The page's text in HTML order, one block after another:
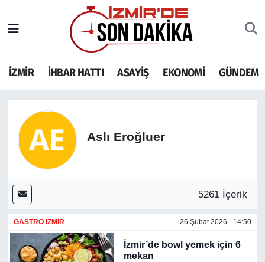
İZMİR İHBAR HATTI ASAYİŞ EKONOMİ GÜNDEM
Aslı Eroğluer
5261 İçerik
GASTRO İZMİR 26 Şubat 2026 - 14:50
İzmir’de bowl yemek için 6
mekan
İHBAR HATTI
GENEL
EKONOMİ
SPOR
ASAYİŞ
İzmir Nöbetçi Eczaneler
İzmir Hava Durumu
İzmir Trafik Yoğunluk Haritası
Puan Durumu ve Fikstür
Son Dakika Haberleri
Haber Arşivi